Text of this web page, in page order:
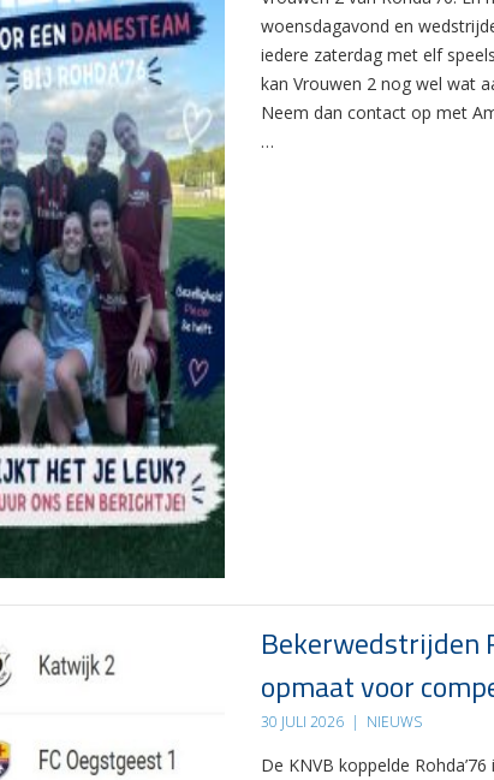
woensdagavond en
iedere zaterdag met elf
kan Vrouwen 2 nog wel wat
Neem dan contact op met
…
Bekerwedstrijden
opmaat voor
30 JULI 2026 | NIEUWS
De KNVB koppelde